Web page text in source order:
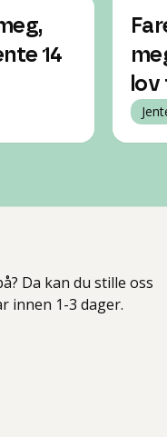
14
lov
Da kan du stille oss
innen 1-3 dager.